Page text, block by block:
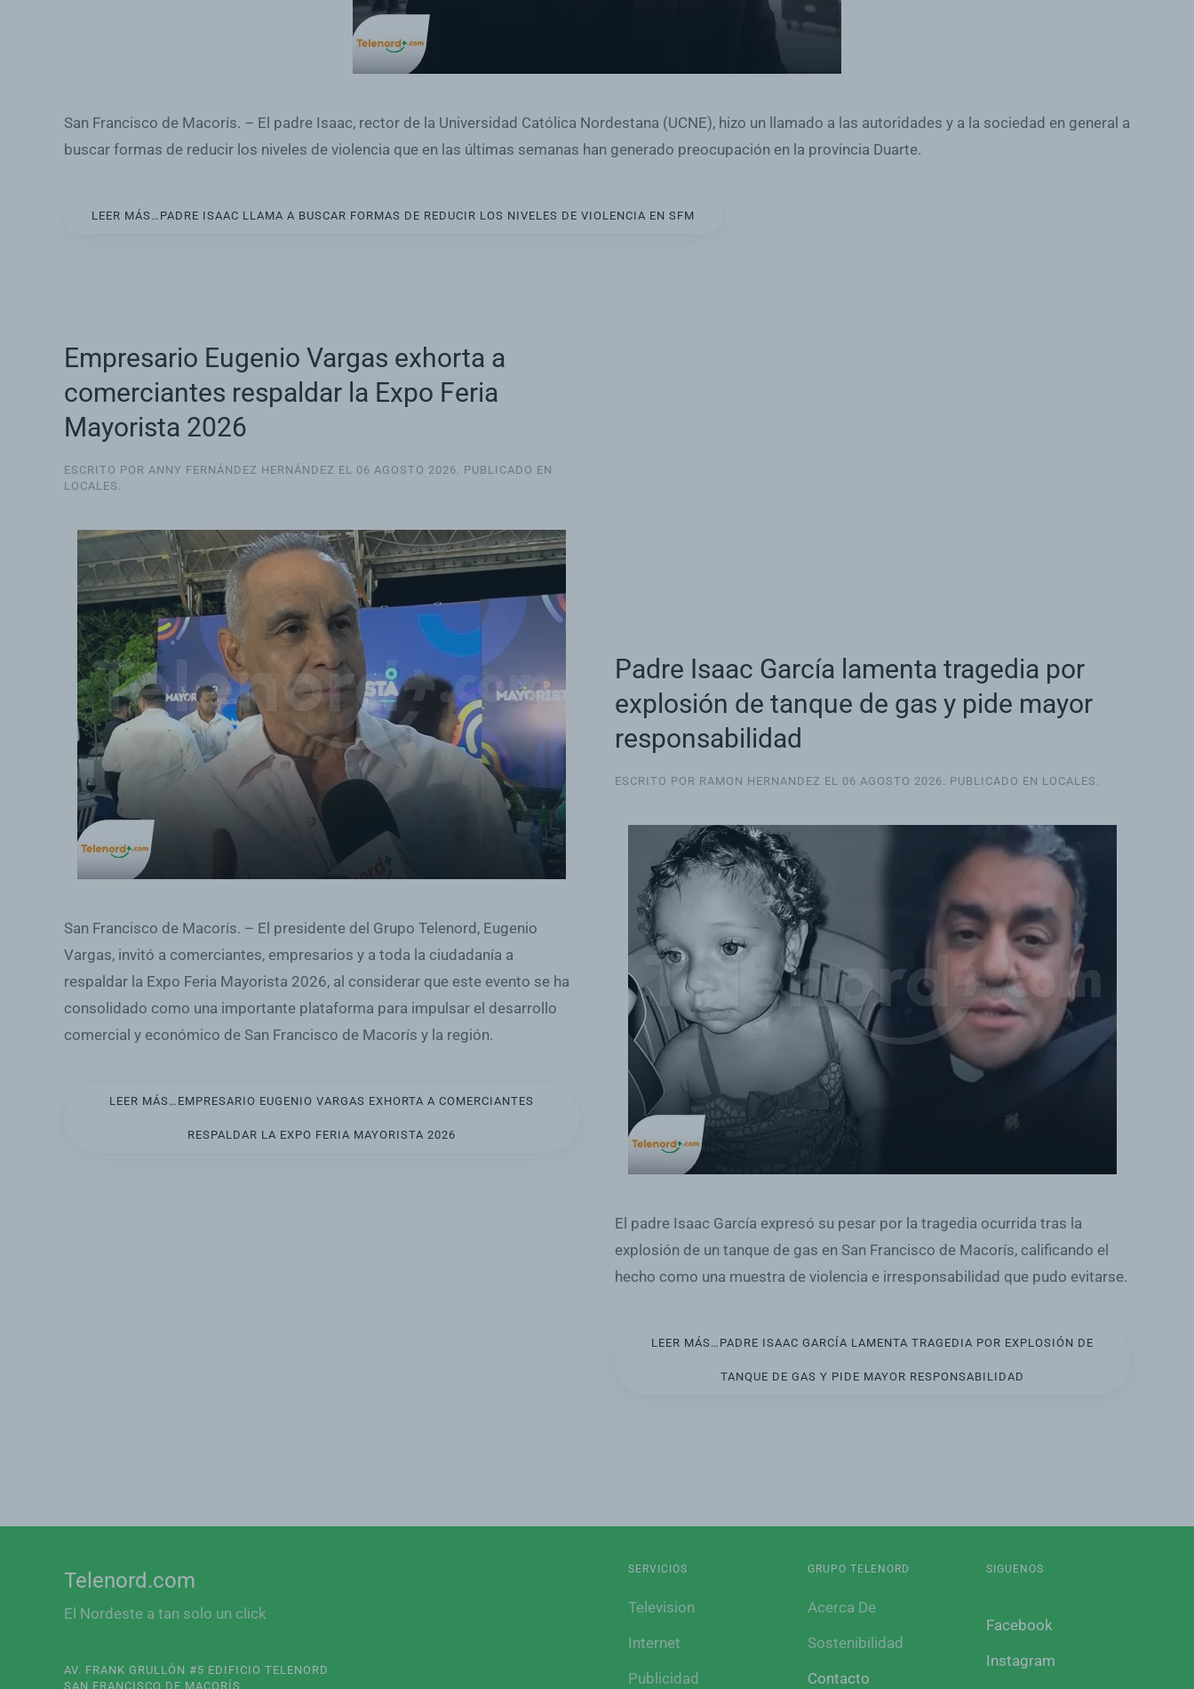
San Francisco de Macorís. – El padre Isaac, rector de la Universidad Católica Nordestana (UCNE), hizo un llamado a las autoridades y a la sociedad en general a
buscar formas de reducir los niveles de violencia que en las últimas semanas han generado preocupación en la provincia Duarte.
LEER MÁS…PADRE ISAAC LLAMA A BUSCAR FORMAS DE REDUCIR LOS NIVELES DE VIOLENCIA EN SFM
Empresario Eugenio Vargas exhorta a
comerciantes respaldar la Expo Feria
Mayorista 2026
ESCRITO POR ANNY FERNÁNDEZ HERNÁNDEZ EL 06 AGOSTO 2026. PUBLICADO EN
LOCALES .
San Francisco de Macorís. – El presidente del Grupo Telenord, Eugenio
Vargas, invitó a comerciantes, empresarios y a toda la ciudadanía a
respaldar la Expo Feria Mayorista 2026, al considerar que este evento se ha
consolidado como una importante plataforma para impulsar el desarrollo
comercial y económico de San Francisco de Macorís y la región.
LEER MÁS…EMPRESARIO EUGENIO VARGAS EXHORTA A COMERCIANTES
RESPALDAR LA EXPO FERIA MAYORISTA 2026
Padre Isaac García lamenta tragedia por
explosión de tanque de gas y pide mayor
responsabilidad
ESCRITO POR RAMON HERNANDEZ EL 06 AGOSTO 2026. PUBLICADO EN LOCALES .
El padre Isaac García expresó su pesar por la tragedia ocurrida tras la
explosión de un tanque de gas en San Francisco de Macorís, calificando el
hecho como una muestra de violencia e irresponsabilidad que pudo evitarse.
LEER MÁS…PADRE ISAAC GARCÍA LAMENTA TRAGEDIA POR EXPLOSIÓN DE
TANQUE DE GAS Y PIDE MAYOR RESPONSABILIDAD
Telenord.com
El Nordeste a tan solo un click
AV. FRANK GRULLÓN #5 EDIFICIO TELENORD
SAN FRANCISCO DE MACORÍS
SERVICIOS
Television
Internet
Publicidad
GRUPO TELENORD
Acerca De
Sostenibilidad
Contacto
SIGUENOS
Facebook
Instagram